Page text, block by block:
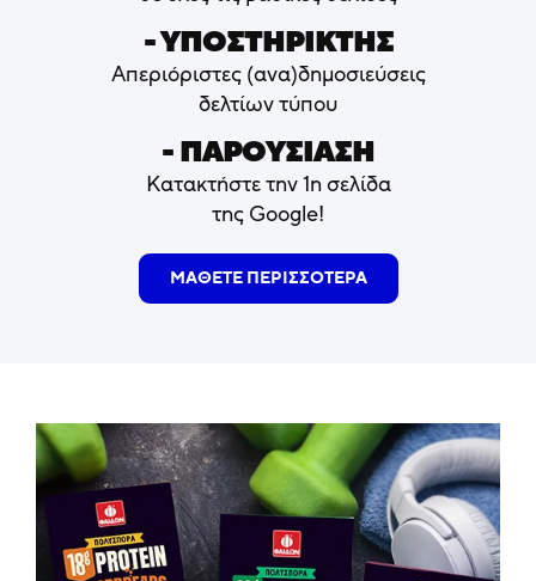
- ΥΠΟΣΤΗΡΙΚΤΗΣ
Απεριόριστες (ανα)δημοσιεύσεις
δελτίων τύπου
- ΠΑΡΟΥΣΙΑΣΗ
Κατακτήστε την 1η σελίδα
της Google!
ΜΑΘΕΤΕ ΠΕΡΙΣΣΟΤΕΡΑ